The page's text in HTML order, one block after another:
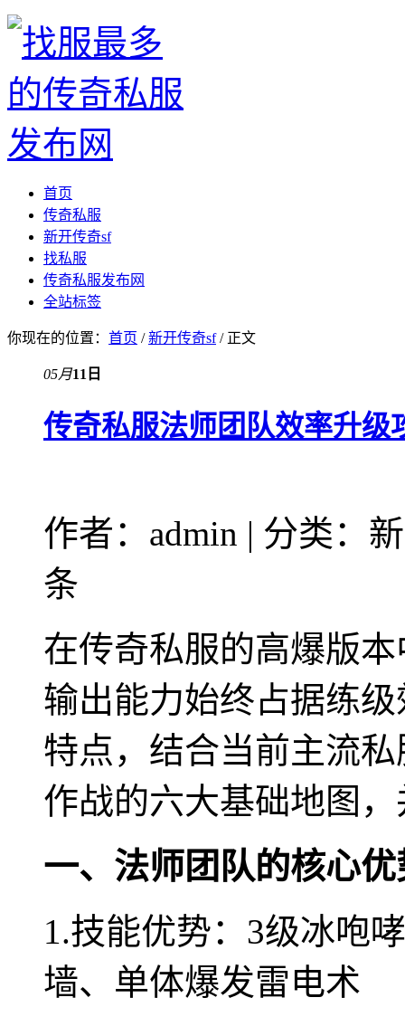
首页
传奇私服
新开传奇sf
找私服
传奇私服发布网
全站标签
你现在的位置： 首页 /新开传奇sf/ 正文
05月11日
传奇私服法师团队效率升
作者：admin | 分类：
条
在传奇私服的高爆版
输出能力始终占据练
特点，结合当前主流
作战的六大基础地图
一、法师团队的核心优
1.技能优势：3级冰咆
墙、单体爆发雷电术